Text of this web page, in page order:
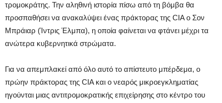
τρομοκράτης. Την αληθινή ιστορία πίσω από τη βόμβα θα
προσπαθήσει να ανακαλύψει ένας πράκτορας της CIA ο Σον
Μπράιαρ (Ίντρις Έλμπα), η οποία φαίνεται να φτάνει μέχρι τα
ανώτερα κυβερνητικά στρώματα.
Για να απεμπλακεί από όλο αυτό το απίστευτο μπέρδεμα, ο
πρώην πράκτορας της CIA και ο νεαρός μικροεγκληματίας
ηγούνται μιας αντιτρομοκρατικής επιχείρησης στο κέντρο του